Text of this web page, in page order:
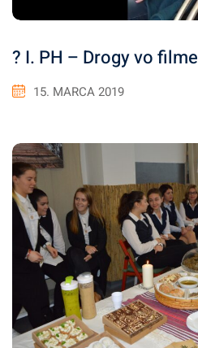
? I. PH – Drogy vo filme
15. MARCA 2019